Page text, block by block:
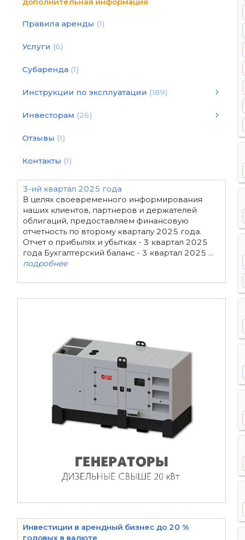
Правила аренды 1
Услуги 6
Субаренда 1
Инструкции по эксплуатации 189
Инвесторам 26
Отзывы 1
Контакты 1
3-ий квартал 2025 года
В целях своевременного информирования
наших клиентов, партнеров и держателей
облигаций, предоставляем финансовую
отчетность по второму кварталу 2025 года.
Отчет о прибылях и убытках - 3 квартал 2025
года Бухгалтерский баланс - 3 квартал 2025 ...
подробнее
Инвестиции в арендный бизнес до 20 %
годовых в валюте